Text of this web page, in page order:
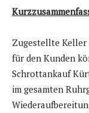
Zugestellte Keller
für den Kunden
Schrottankauf
im gesamten